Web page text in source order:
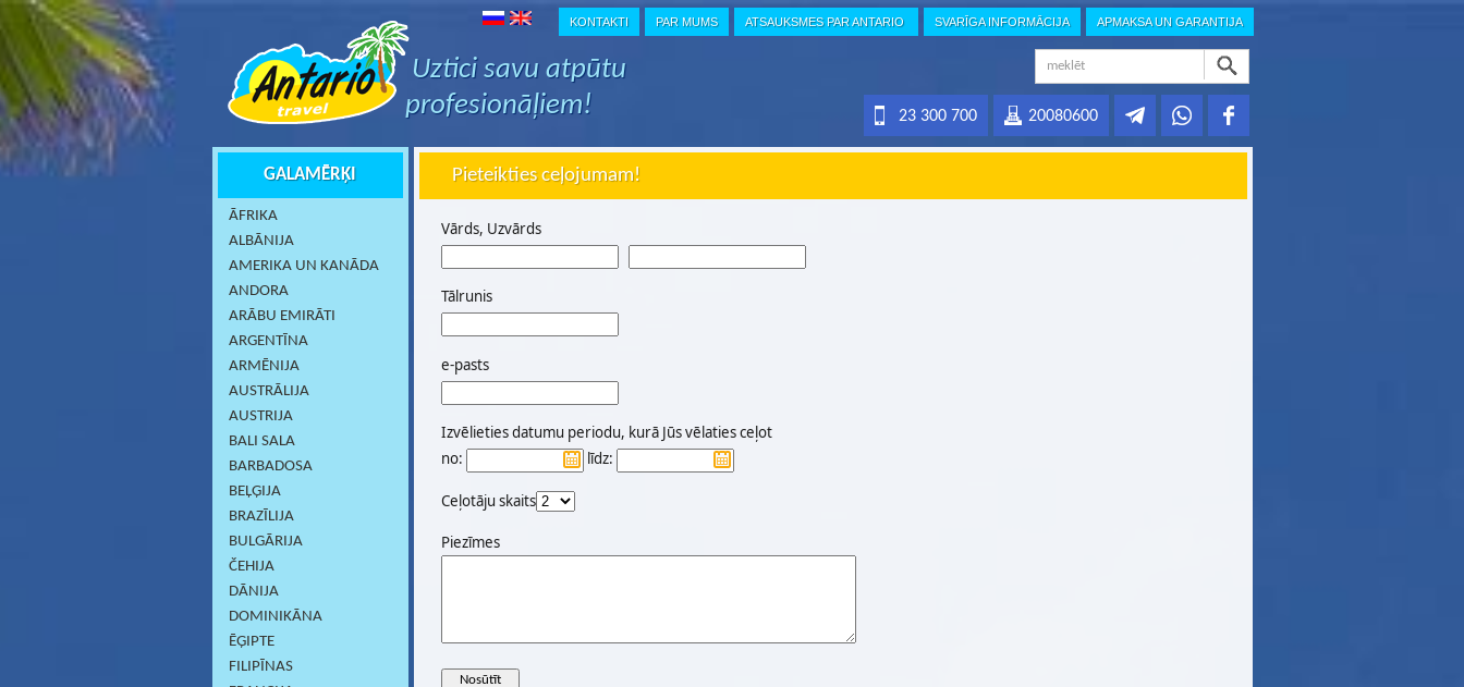
KONTAKTI PAR MUMS ATSAUKSMES PAR ANTARIO SVARĪGA INFORMĀCIJA APMAKSA UN GARANTIJA
Uztici savu atpūtu
profesionāļiem!
20080600
23 300 700
GALAMĒRĶI
ĀFRIKA
ALBĀNIJA
AMERIKA UN KANĀDA
ANDORA
ARĀBU EMIRĀTI
ARGENTĪNA
ARMĒNIJA
AUSTRĀLIJA
AUSTRIJA
BALI SALA
BARBADOSA
BEĻĢIJA
BRAZĪLIJA
BULGĀRIJA
ČEHIJA
DĀNIJA
DOMINIKĀNA
ĒĢIPTE
FILIPĪNAS
Pieteikties ceļojumam!
Vārds, Uzvārds
Tālrunis
e-pasts
Izvēlieties datumu periodu, kurā Jūs vēlaties ceļot
no:
līdz:
Ceļotāju skaits
Piezīmes